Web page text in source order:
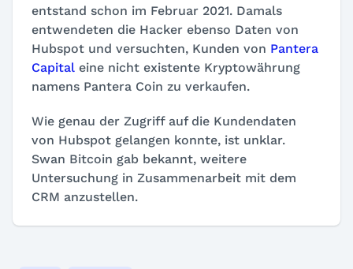
entstand schon im Februar 2021. Damals
entwendeten die Hacker ebenso Daten von
Hubspot und versuchten, Kunden von Pantera
Capital eine nicht existente Kryptowährung
namens Pantera Coin zu verkaufen.
Wie genau der Zugriff auf die Kundendaten
von Hubspot gelangen konnte, ist unklar.
Swan Bitcoin gab bekannt, weitere
Untersuchung in Zusammenarbeit mit dem
CRM anzustellen.